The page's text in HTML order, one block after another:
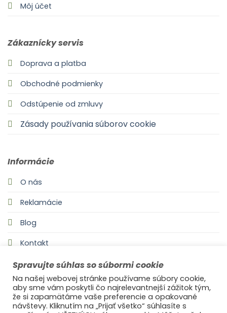
Môj účet
Zákaznícky servis
Doprava a platba
Obchodné podmienky
Odstúpenie od zmluvy
Zásady používania súborov cookie
Informácie
O nás
Reklamácie
Blog
Kontakt
Spravujte súhlas so súbormi cookie
Na našej webovej stránke používame súbory cookie,
aby sme vám poskytli čo najrelevantnejší zážitok tým,
že si zapamätáme vaše preferencie a opakované
návštevy. Kliknutím na „Prijať všetko“ súhlasíte s